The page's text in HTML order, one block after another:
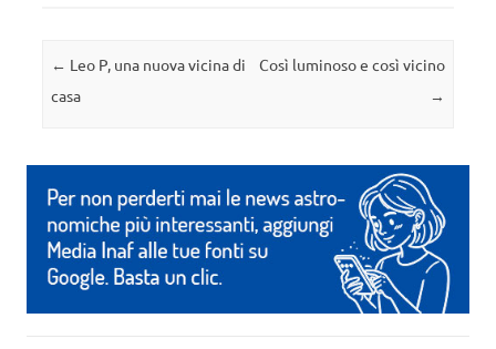
Navigazione articolo
← Leo P, una nuova vicina di
casa
Così luminoso e così vicino
→